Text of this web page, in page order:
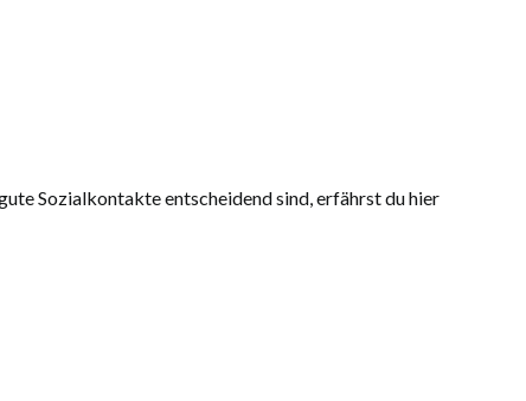
Sozialkontakte entscheidend sind, erfährst du hier